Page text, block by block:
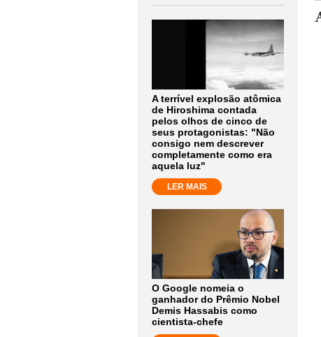
A terrível explosão atômica
de Hiroshima contada
pelos olhos de cinco de
seus protagonistas: "Não
consigo nem descrever
completamente como era
aquela luz"
LER MAIS
O Google nomeia o
ganhador do Prêmio Nobel
Demis Hassabis como
cientista-chefe